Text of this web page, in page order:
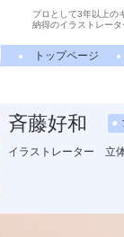
プロとして3年以上の
納得のイラストレータ
トップページ
斉藤好和
イラストレーター